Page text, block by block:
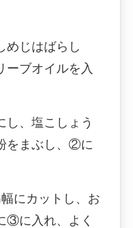
めじはばらし
ーブオイルを入
し、塩こしょう
をまぶし、②に
にカットし、お
③に入れ、よく